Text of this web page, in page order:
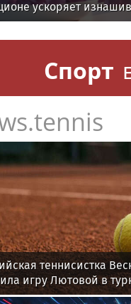
ускоряет
Спорт
теннисистка
игру Лютовой в
Classic